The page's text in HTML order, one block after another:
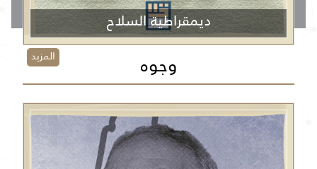
ديمقراطية السلاح
المزيد وجوه